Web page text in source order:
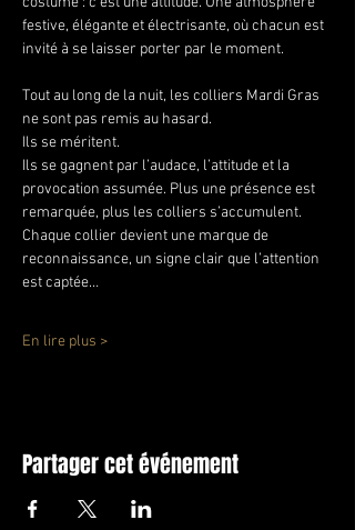
festive, élégante et électrisante, où chacun est
invité à se laisser porter par le moment.
Tout au long de la nuit, les colliers Mardi Gras
ne sont pas remis au hasard.
Ils se méritent.
Ils se gagnent par l’audace, l’attitude et la
provocation assumée. Plus une présence est
remarquée, plus les colliers s’accumulent.
Chaque collier devient une marque de
reconnaissance, un signe clair que l’attention
est captée…
En lire plus >
Partager cet événement